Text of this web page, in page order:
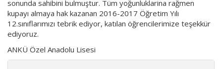
sonunda sahibini bulmuştur. Tüm yoğunluklarina rağmen
kupayı almaya hak kazanan 2016-2017 Öğretim Yılı
12.sınıflarımızı tebrik ediyor, katılan öğrencilerimize teşekkür
ediyoruz.
ANKÜ Özel Anadolu Lisesi